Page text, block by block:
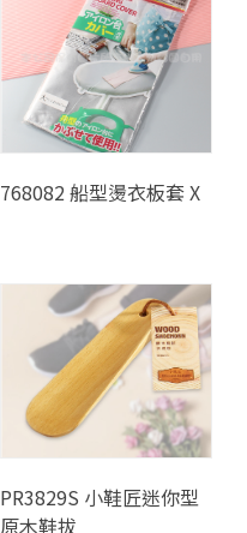
768082 船型燙衣板套 X
PR3829S 小鞋匠迷你型
原木鞋拔